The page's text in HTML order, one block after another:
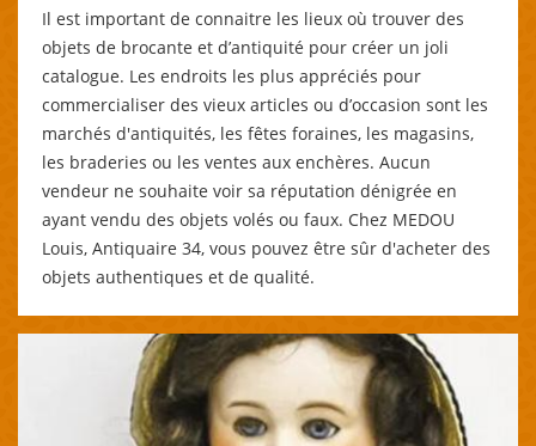
Il est important de connaitre les lieux où trouver des
objets de brocante et d’antiquité pour créer un joli
catalogue. Les endroits les plus appréciés pour
commercialiser des vieux articles ou d’occasion sont les
marchés d'antiquités, les fêtes foraines, les magasins,
les braderies ou les ventes aux enchères. Aucun
vendeur ne souhaite voir sa réputation dénigrée en
ayant vendu des objets volés ou faux. Chez MEDOU
Louis, Antiquaire 34, vous pouvez être sûr d'acheter des
objets authentiques et de qualité.